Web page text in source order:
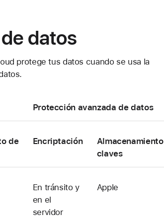
datos
protege tus datos cuando se usa la
Protección avanzada de datos
de
Encriptación Almacenamiento
claves
En tránsito y
en el
servidor
Apple